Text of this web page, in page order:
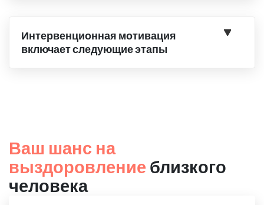
Интервенционная мотивация
включает следующие этапы
Ваш шанс на
выздоровление близкого
человека